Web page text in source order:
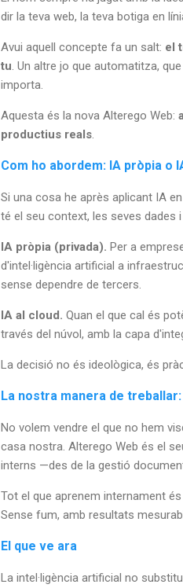
dir la teva web, la teva botiga en
Avui aquell concepte fa un salt: el
tu . Un altre jo que automatitza,
importa.
Aquesta és la nova Alterego Web:
productius reals
Com ho abordem: IA pròpia o
Si una cosa he après aplicant IA
té el seu context, les seves dades
IA pròpia (privada). Per a
d'intel·ligència artificial a
sense dependre de tercers.
IA al cloud. Quan el que cal és
través del núvol, amb la capa
La decisió no és ideològica, és
La nostra manera de
No volem vendre el que no hem
casa nostra. Alterego Web és el
interns —des de la gestió
Tot el que aprenem internament
Sense fum, amb resultats
El que ve ara
La intel·ligència artificial no